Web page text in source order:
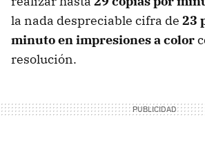
la nada despreciable cifra de 23
minuto en impresiones a color
resolución.